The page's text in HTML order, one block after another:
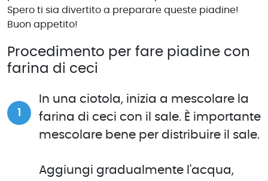
Spero ti sia divertito a preparare queste piadine!
Buon appetito!
Procedimento per fare piadine con
farina di ceci
In una ciotola, inizia a mescolare la
farina di ceci con il sale. È importante
mescolare bene per distribuire il sale.
Aggiungi gradualmente l'acqua,